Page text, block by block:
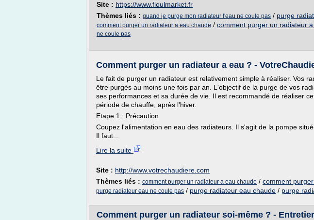
Site : https://www.fioulmarket.fr
Thèmes liés : quand je purge mon radiateur l'eau ne coule pas / purge
comment purger un radiateur a eau chaude / comment purger un radiateur a
ne coule pas
Comment purger un radiateur a eau ? -
Le fait de purger un radiateur est relativement simple à réaliser. Vos
être purgés au moins une fois par an. L'objectif de la purge de vos
ses performances et sa durée de vie. Il est recommandé de réaliser
période de chauffe, après l'hiver.
Etape 1 : Précaution
Coupez l'alimentation en eau des radiateurs. Il s'agit de la pompe
Il faut...
Lire la suite
Site : http://www.votrechaudiere.com
Thèmes liés : comment purger un radiateur a eau chaude / comment
purge radiateur eau ne coule pas / purge radiateur eau chaude / purge
Comment purger un radiateur soi-même ? -